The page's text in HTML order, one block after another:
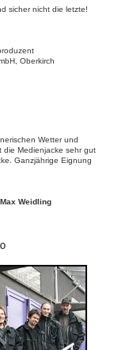
sicher nicht die letzte!
Oberkirch
Wetter und
die Medienjacke sehr gut
Ganzjährige Eignung
Weidling